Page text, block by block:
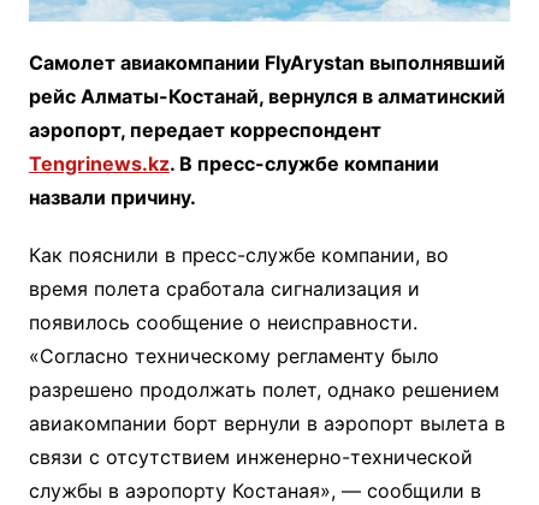
Самолет авиакомпании FlyArystan выполнявший
рейс Алматы-Костанай, вернулся в алматинский
аэропорт, передает корреспондент
Tengrinews.kz. В пресс-службе компании
назвали причину.
Как пояснили в пресс-службе компании, во
время полета сработала сигнализация и
появилось сообщение о неисправности.
«Согласно техническому регламенту было
разрешено продолжать полет, однако решением
авиакомпании борт вернули в аэропорт вылета в
связи с отсутствием инженерно-технической
службы в аэропорту Костаная», — сообщили в